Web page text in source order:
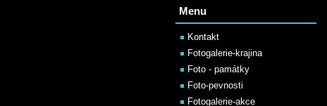
Menu
Kontakt
Fotogalerie-krajina
Foto - památky
Foto-pevnosti
Fotogalerie-akce